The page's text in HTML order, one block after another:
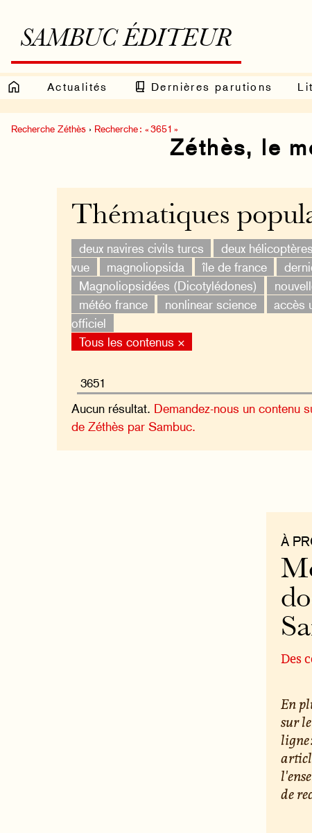
SAMBUC ÉDITEUR
Actualités Dernières parutions
Recherche Zéthès › Recherche : « 3651 »
Zéthès, le
Thématiques
deux navires civils turcs deux hélicoptères
vue
magnoliopsida île de france
Magnoliopsidées (Dicotylédones)
météo france
nonlinear science accès
officiel
Tous les contenus ×
Aucun résultat. Demandez-nous un contenu
de Zéthès par Sambuc.
À
Des
En
sur
ligne
de